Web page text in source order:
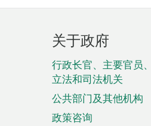
页
脚
菜
单
关于政府
行政长官、主要官员、
立法和司法机关
公共部门及其他机构
政策咨询